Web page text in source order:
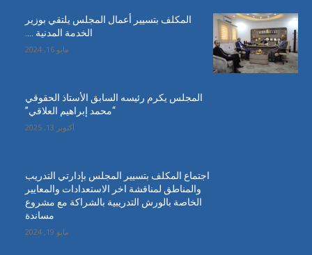
المكلف بتسيير أعمال المجلس يلتقي بوزير
الخدمة المدنية ….
مايو 16, 2024
المجلس يكرم رئيسه السابق الأستاذ الحقوقي
“محمد إبراهيم العلاقي”
أكتوبر 13, 2025
اجتماع المكلف بتسيير المجلس بإدارتي التدريب
والمناطق لمناقشة اخر الاستعدادات والمعايير
الخاصة بالورش التدريبية بالشراكة مع مشروع
مساندة
مايو 19, 2024